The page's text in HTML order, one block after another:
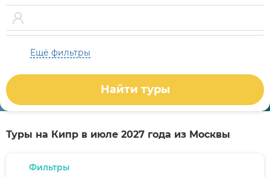
Ещё фильтры
Найти туры
Туры на Кипр в июле 2027 года из Москвы
Фильтры